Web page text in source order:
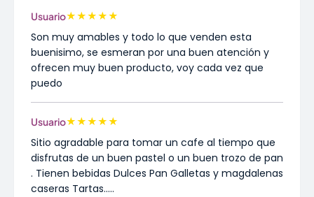
Usuario★★★★★
Son muy amables y todo lo que venden esta
buenisimo, se esmeran por una buen atención y
ofrecen muy buen producto, voy cada vez que
puedo
Usuario★★★★★
Sitio agradable para tomar un cafe al tiempo que
disfrutas de un buen pastel o un buen trozo de pan
. Tienen bebidas Dulces Pan Galletas y magdalenas
caseras Tartas.....